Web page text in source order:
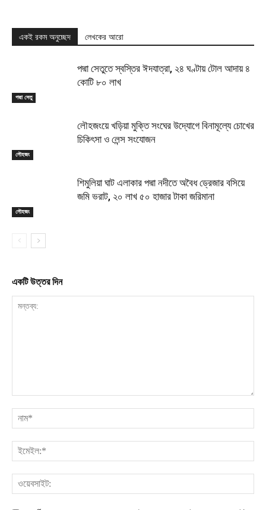
একই রকম অনুচ্ছেদ লেখকের আরো
পদ্মা সেতু
পদ্মা সেতুতে স্বস্তির ঈদযাত্রা, ২৪ ঘণ্টায় টোল আদায় ৪
কোটি ৮০ লাখ
লৌহজং
লৌহজংয়ে খড়িয়া মুক্তি সংঘের উদ্যোগে বিনামূল্যে চোখের
চিকিৎসা ও লেন্স সংযোজন
লৌহজং
শিমুলিয়া ঘাট এলাকার পদ্মা নদীতে অবৈধ ড্রেজার বসিয়ে
জমি ভরাট, ২০ লাখ ৫০ হাজার টাকা জরিমানা
একটি উত্তর দিন